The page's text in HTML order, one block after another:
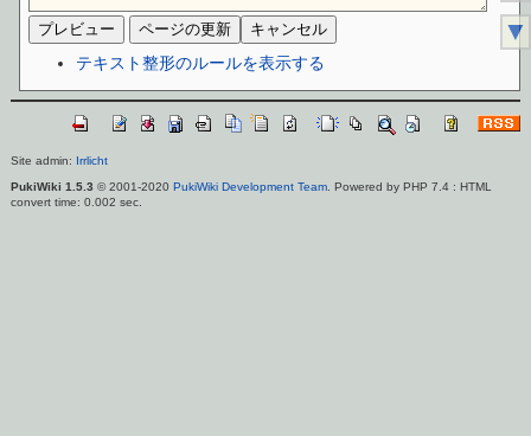
テキスト整形のルールを表示する
Site admin: Irrlicht
PukiWiki 1.5.3 © 2001-2020 PukiWiki Development Team. Powered by PHP 7.4 : HTML
convert time: 0.002 sec.
▼